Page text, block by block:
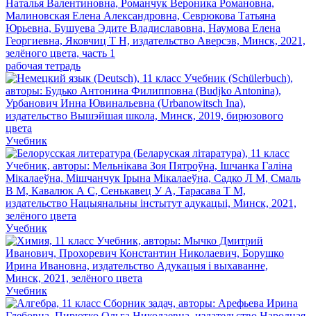
рабочая тетрадь
Учебник
Учебник
Учебник